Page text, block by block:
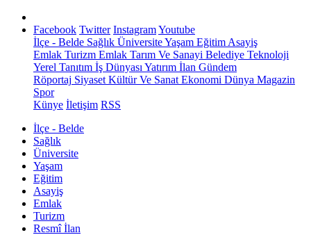
Facebook Twitter InstagramYoutube
İlçe - Belde Sağlık ÜniversiteYaşam Eğitim Asayiş
Emlak Turizm Emlak Tarım Ve Sanayi Belediye Teknoloji
Yerel Tanıtım İş Dünyası Yatırım İlan Gündem
Röportaj Siyaset Kültür Ve Sanat Ekonomi Dünya Magazin
Spor
Künye İletişim RSS
İlçe - Belde
Sağlık
Üniversite
Yaşam
Eğitim
Asayiş
Emlak
Turizm
Resmî İlan